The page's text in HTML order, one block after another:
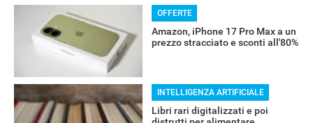
OFFERTE
Amazon, iPhone 17 Pro Max a un
prezzo stracciato e sconti all'80%
INTELLIGENZA ARTIFICIALE
Libri rari digitalizzati e poi